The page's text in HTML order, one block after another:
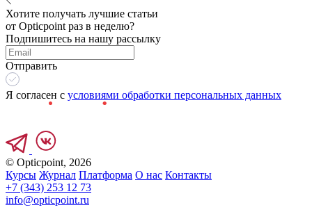
Хотите получать лучшие статьи
от Opticpoint раз в неделю?
Подпишитесь на нашу рассылку
Отправить
Я согласен с условиями обработки персональных данных
© Opticpoint, 2026
Курсы Журнал Платформа О нас Контакты
+7 (343) 253 12 73
info@opticpoint.ru